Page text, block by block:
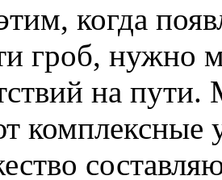
когда
гроб, нужно
на
комплексные